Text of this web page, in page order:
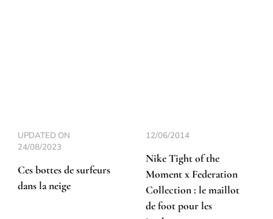
UPDATED ON
24/08/2023
Ces bottes de surfeurs
dans la neige
12/06/2014
Nike Tight of the
Moment x Federation
Collection : le maillot
de foot pour les